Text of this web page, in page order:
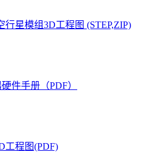
星模组3D工程图 (STEP,ZIP)
件手册（PDF）
工程图(PDF)